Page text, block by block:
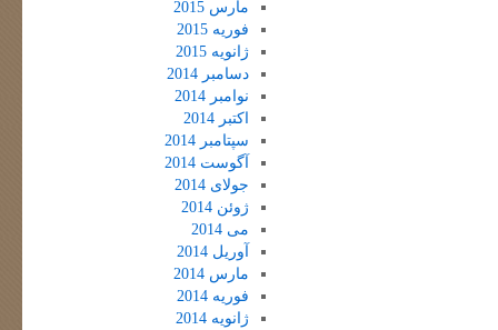
مارس 2015
فوریه 2015
ژانویه 2015
دسامبر 2014
نوامبر 2014
اکتبر 2014
سپتامبر 2014
آگوست 2014
جولای 2014
ژوئن 2014
می 2014
آوریل 2014
مارس 2014
فوریه 2014
ژانویه 2014